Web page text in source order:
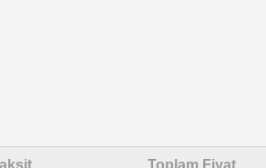
Toplam Fiyat